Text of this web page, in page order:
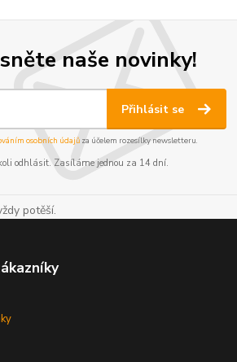
naše novinky!
Přihlásit se
osobních údajůza účelem rozesílky newsletteru.
odhlásit. Zasíláme jednou za 14 dní.
potěší.